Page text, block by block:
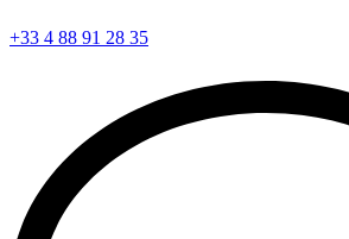
+33 4 88 91 28 35